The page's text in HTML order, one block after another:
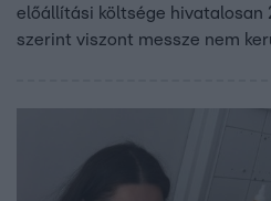
előállítási költsége hivatalosan
szerint viszont messze nem